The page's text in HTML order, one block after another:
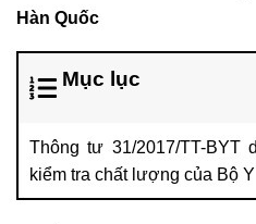
Hàn Quốc
Mục lục
Thông tư 31/2017/TT-BYT
kiểm tra chất lượng của Bộ